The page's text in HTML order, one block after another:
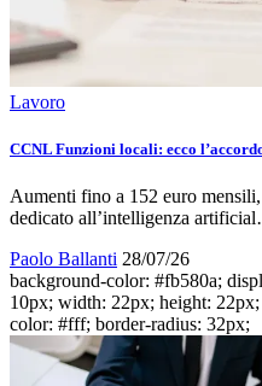
Lavoro
CCNL Funzioni locali: ecco
Aumenti fino a 152 euro
dedicato all’intelligenza
Paolo Ballanti 28/07/26
background-color: #fb580a;
10px; width: 22px; height:
color: #fff; border-radius: 32px;